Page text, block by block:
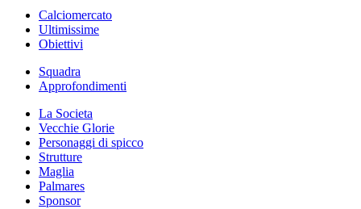
Calciomercato
Ultimissime
Obiettivi
Squadra
Approfondimenti
La Societa
Vecchie Glorie
Personaggi di spicco
Strutture
Maglia
Palmares
Sponsor